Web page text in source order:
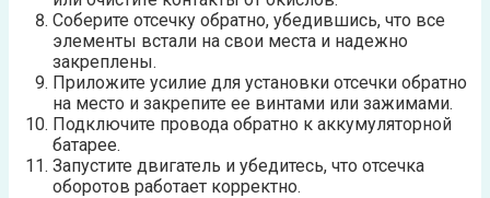
Соберите отсечку обратно, убедившись, что все
элементы встали на свои места и надежно
закреплены.
Приложите усилие для установки отсечки обратно
на место и закрепите ее винтами или зажимами.
Подключите провода обратно к аккумуляторной
батарее.
Запустите двигатель и убедитесь, что отсечка
оборотов работает корректно.